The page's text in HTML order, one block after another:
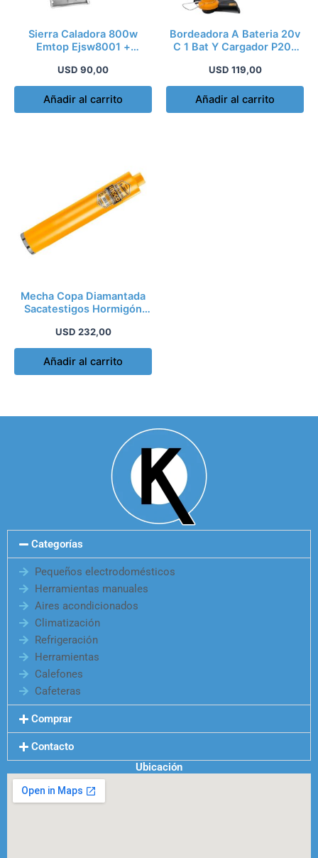
Sierra Caladora 800w
Emtop Ejsw8001 +
USD 90,00
Añadir al carrito
Bordeadora A Bateria 20v
C 1 Bat Y Cargador P20s
USD 119,00
Añadir al carrito
Mecha Copa Diamantada
Sacatestigos Hormigón
USD 232,00
Añadir al carrito
Categorías
Pequeños electrodomésticos
Herramientas manuales
Aires acondicionados
Climatización
Refrigeración
Herramientas
Calefones
Cafeteras
Comprar
Contacto
Ubicación